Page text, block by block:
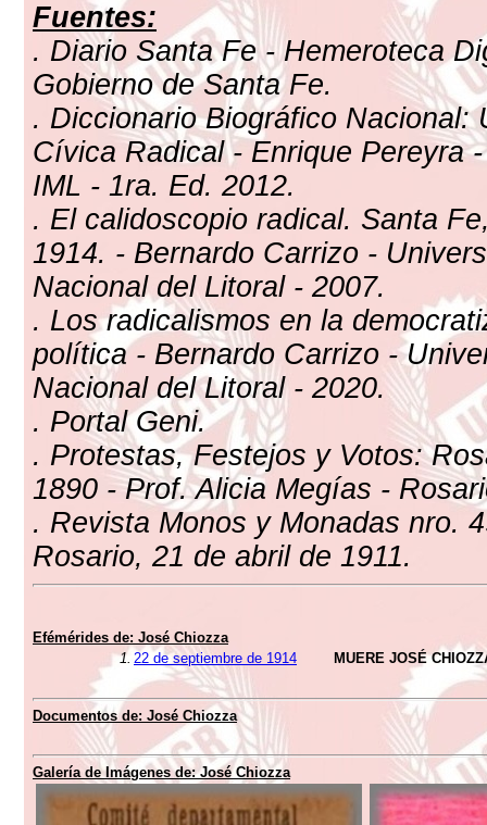
Fuentes:
. Diario Santa Fe - Hemeroteca
Gobierno de Santa Fe.
. Diccionario Biográfico Nacional:
Cívica Radical - Enrique Pereyra
IML - 1ra. Ed. 2012.
. El calidoscopio radical. Santa
1914. - Bernardo Carrizo -
Nacional del Litoral - 2007.
. Los radicalismos en la
política - Bernardo Carrizo -
Nacional del Litoral - 2020.
. Portal Geni.
. Protestas, Festejos y Votos:
1890 - Prof. Alicia Megías -
. Revista Monos y Monadas nro.
Rosario, 21 de abril de 1911.
Efémérides de: José Chiozza
1. 22 de septiembre de 1914 MUERE JOSÉ
Documentos de: José Chiozza
Galería de Imágenes de: José Chiozza